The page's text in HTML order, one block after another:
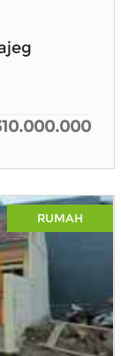
RUMAH